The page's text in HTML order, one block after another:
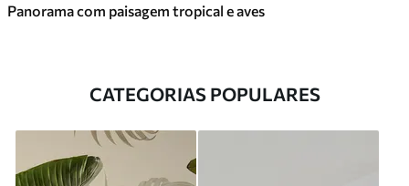
Panorama com paisagem tropical e aves
CATEGORIAS POPULARES